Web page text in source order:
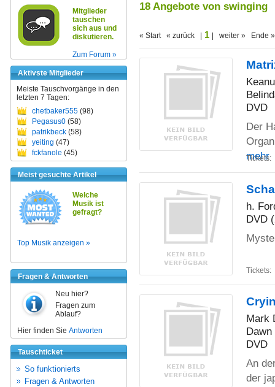
Mitglieder
tauschen
sich aus und
diskutieren.
Zum Forum »
Aktivste Mitglieder
Meiste Tauschvorgänge in den
letzten 7 Tagen:
chetbaker555 (98)
Pegasus0 (58)
patrikbeck (58)
yeiting (47)
fckfanole (45)
Meist gesuchte Artikel
Welche
Musik ist
gefragt?
Top Musik anzeigen »
Fragen & Antworten
Neu hier?
Fragen zum
Ablauf?
Hier finden Sie Antworten
Tauschticket
So funktionierts
Fragen & Antworten
18 Angebote von swinging
« Start « zurück | 1 | weiter » Ende »
DVD
Der
mehr
Tickets:
h.
DVD
Tickets:
Mark
DVD
An
der